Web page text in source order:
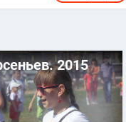
2015